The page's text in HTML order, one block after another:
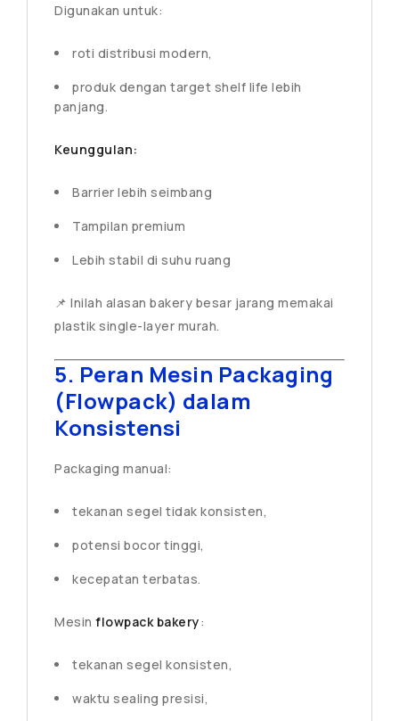
Digunakan untuk:
roti distribusi modern,
produk dengan target shelf life lebih
panjang.
Keunggulan:
Barrier lebih seimbang
Tampilan premium
Lebih stabil di suhu ruang
📌 Inilah alasan bakery besar jarang memakai
plastik single-layer murah.
5. Peran Mesin Packaging
(Flowpack) dalam
Konsistensi
Packaging manual:
tekanan segel tidak konsisten,
potensi bocor tinggi,
kecepatan terbatas.
Mesin flowpack bakery:
tekanan segel konsisten,
waktu sealing presisi,